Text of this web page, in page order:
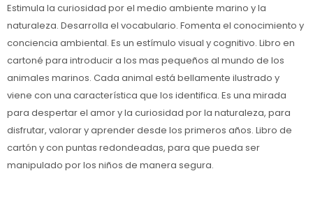
Estimula la curiosidad por el medio ambiente marino y la
naturaleza. Desarrolla el vocabulario. Fomenta el conocimiento y
conciencia ambiental. Es un estímulo visual y cognitivo. Libro en
cartoné para introducir a los mas pequeños al mundo de los
animales marinos. Cada animal está bellamente ilustrado y
viene con una característica que los identifica. Es una mirada
para despertar el amor y la curiosidad por la naturaleza, para
disfrutar, valorar y aprender desde los primeros años. Libro de
cartón y con puntas redondeadas, para que pueda ser
manipulado por los niños de manera segura.